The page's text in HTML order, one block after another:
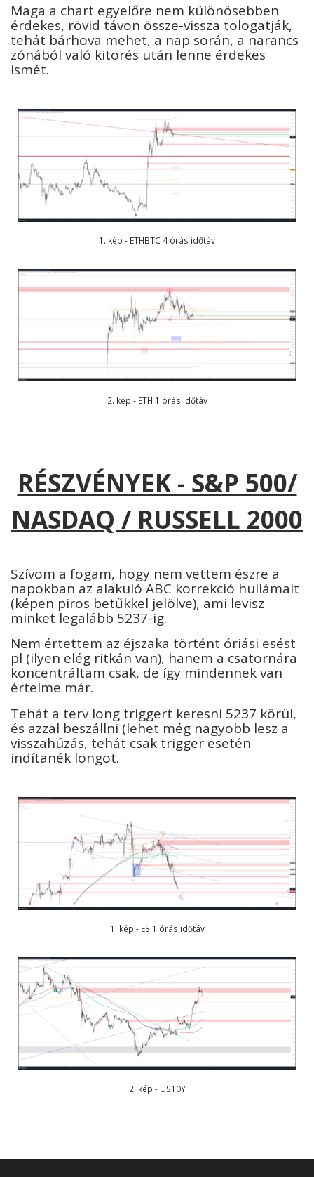
Maga a chart egyelőre nem különösebben
érdekes, rövid távon össze-vissza tologatják,
tehát bárhova mehet, a nap során, a narancs
zónából való kitörés után lenne érdekes
ismét.
1. kép - ETHBTC 4 órás időtáv
2. kép - ETH 1 órás időtáv
RÉSZVÉNYEK - S&P 500/
NASDAQ / RUSSELL 2000
Szívom a fogam, hogy nem vettem észre a
napokban az alakuló ABC korrekció hullámait
(képen piros betűkkel jelölve), ami levisz
minket legalább 5237-ig.
Nem értettem az éjszaka történt óriási esést
pl (ilyen elég ritkán van), hanem a csatornára
koncentráltam csak, de így mindennek van
értelme már.
Tehát a terv long triggert keresni 5237 körül,
és azzal beszállni (lehet még nagyobb lesz a
visszahúzás, tehát csak trigger esetén
indítanék longot.
1. kép - ES 1 órás időtáv
2. kép - US10Y